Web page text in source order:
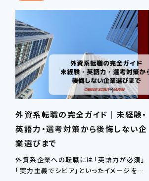
外資系転職の完全ガイド｜未経験・
英語力・選考対策から後悔しない企
業選びまで
外資系企業への転職には「英語力が必須」
「実力主義でシビア」といったイメージを持